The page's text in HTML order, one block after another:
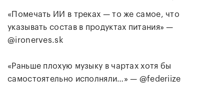
«Помечать ИИ в треках — то же самое, что
указывать состав в продуктах питания» —
@ironerves.sk
«Раньше плохую музыку в чартах хотя бы
самостоятельно исполняли…» — @federiize